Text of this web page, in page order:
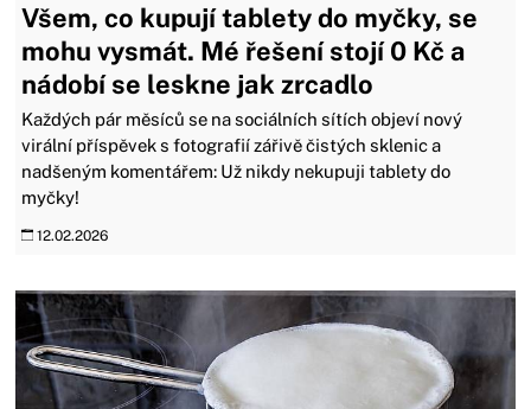
Všem, co kupují tablety do myčky, se
mohu vysmát. Mé řešení stojí 0 Kč a
nádobí se leskne jak zrcadlo
Každých pár měsíců se na sociálních sítích objeví nový
virální příspěvek s fotografií zářivě čistých sklenic a
nadšeným komentářem: Už nikdy nekupuji tablety do
myčky!
12.02.2026